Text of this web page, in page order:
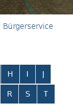
Bürgerservice
H
R S T